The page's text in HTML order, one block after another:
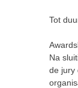
Tot
Na
de jury